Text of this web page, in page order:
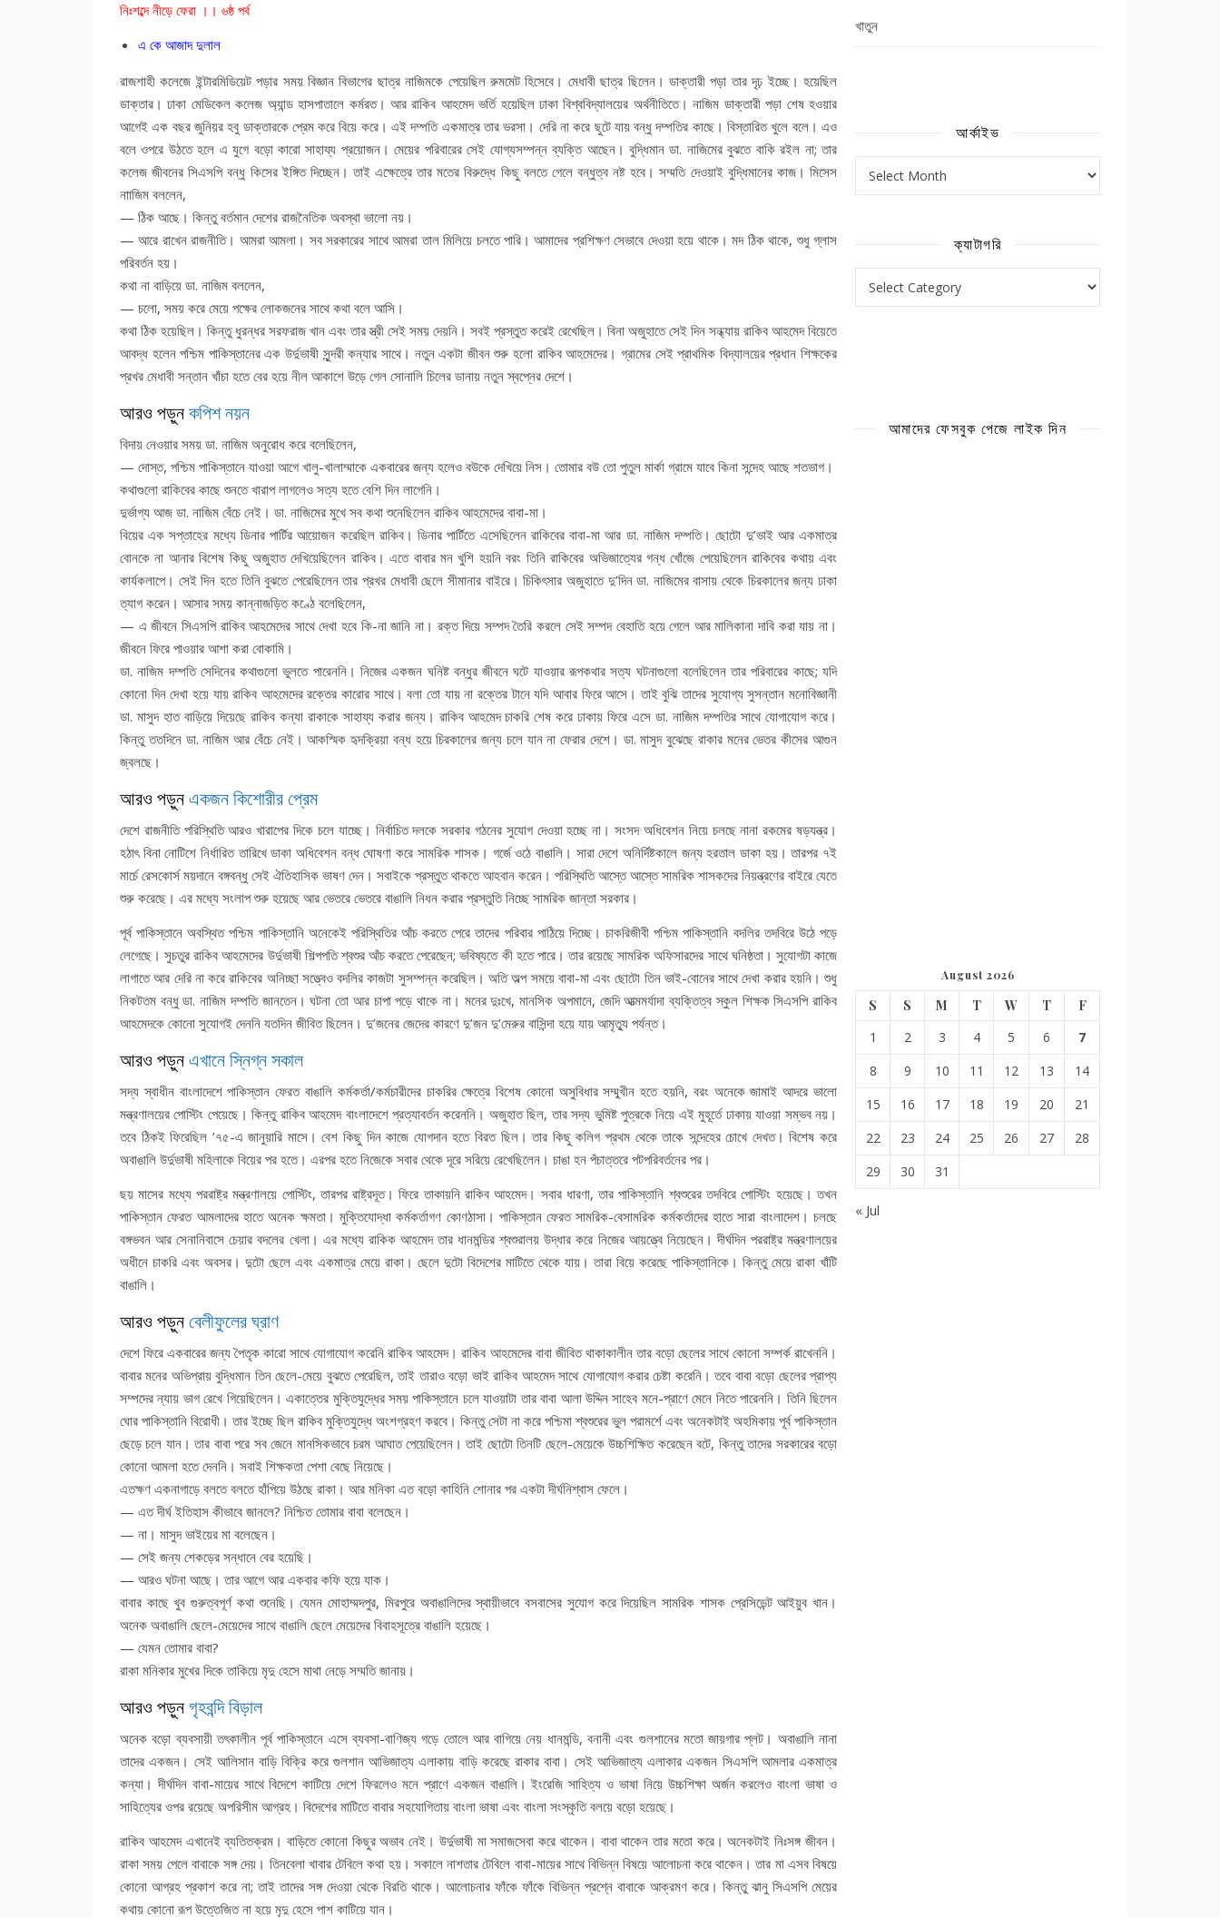
নিঃশব্দে নীড়ে ফেরা ।। ৬ষ্ঠ পর্ব
এ কে আজাদ দুলাল
রাজশাহী কলেজে ইন্টারমিডিয়েট পড়ার সময় বিজ্ঞান বিভাগের ছাত্র নাজিমকে পেয়েছিল রুমমেট হিসেবে। মেধাবী ছাত্র ছিলেন। ডাক্তারী পড়া তার দৃঢ় ইচ্ছে। হয়েছিল
ডাক্তার। ঢাকা মেডিকেল কলেজ অ্যান্ড হাসপাতালে কর্মরত। আর রাকিব আহমেদ ভর্তি হয়েছিল ঢাকা বিশ্ববিদ্যালয়ের অর্থনীতিতে। নাজিম ডাক্তারী পড়া শেষ হওয়ার
আগেই এক বছর জুনিয়র হবু ডাক্তারকে প্রেম করে বিয়ে করে। এই দম্পতি একমাত্র তার ভরসা। দেরি না করে ছুটে যায় বন্ধু দম্পতির কাছে। বিস্তারিত খুলে বলে। এও
বলে ওপরে উঠতে হলে এ যুগে বড়ো কারো সাহায্য প্রয়োজন। মেয়ের পরিবারের সেই যোগ্যসম্পন্ন ব্যক্তি আছেন। বুদ্ধিমান ডা. নাজিমের বুঝতে বাকি রইল না; তার
কলেজ জীবনের সিএসপি বন্ধু কিসের ইঙ্গিত দিচ্ছেন। তাই এক্ষেত্রে তার মতের বিরুদ্ধে কিছু বলতে গেলে বন্ধুত্ব নষ্ট হবে। সম্মতি দেওয়াই বুদ্ধিমানের কাজ। মিসেস
নাাজিম বললেন,
— ঠিক আছে। কিন্তু বর্তমান দেশের রাজনৈতিক অবস্থা ভালো নয়।
— আরে রাখেন রাজনীতি। আমরা আমলা। সব সরকারের সাথে আমরা তাল মিলিয়ে চলতে পারি। আমাদের প্রশিক্ষণ সেভাবে দেওয়া হয়ে থাকে। মদ ঠিক থাকে, শুধু গ্লাস
পরিবর্তন হয়।
কথা না বাড়িয়ে ডা. নাজিম বললেন,
— চলো, সময় করে মেয়ে পক্ষের লোকজনের সাথে কথা বলে আসি।
কথা ঠিক হয়েছিল। কিন্তু ধুরন্ধর সরফরাজ খান এবং তার স্ত্রী সেই সময় দেয়নি। সবই প্রস্তুত করেই রেখেছিল। বিনা অজুহাতে সেই দিন সন্ধ্যায় রাকিব আহমেদ বিয়েতে
আবদ্ধ হলেন পশ্চিম পাকিস্তানের এক উর্দুভাষী সুন্দরী কন্যার সাথে। নতুন একটা জীবন শুরু হলো রাকিব আহমেদের। গ্রামের সেই প্রাথমিক বিদ্যালয়ের প্রধান শিক্ষকের
প্রখর মেধাবী সন্তান খাঁচা হতে বের হয়ে নীল আকাশে উড়ে গেল সোনালি চিলের ডানায় নতুন স্বপ্নের দেশে।
আরও পড়ুনকপিশ নয়ন
বিদায় নেওয়ার সময় ডা. নাজিম অনুরোধ করে বলেছিলেন,
— দোস্ত, পশ্চিম পাকিস্তানে যাওয়া আগে খালু-খালাম্মাকে একবারের জন্য হলেও বউকে দেখিয়ে নিস। তোমার বউ তো পুতুল মার্কা গ্রামে যাবে কিনা সন্দেহ আছে শতভাগ।
কথাগুলো রাকিবের কাছে শুনতে খারাপ লাগলেও সত্য হতে বেশি দিন লাগেনি।
দুর্ভাগ্য আজ ডা. নাজিম বেঁচে নেই। ডা. নাজিমের মুখে সব কথা শুনেছিলেন রাকিব আহমেদের বাবা-মা।
বিয়ের এক সপ্তাহের মধ্যে ডিনার পার্টির আয়োজন করেছিল রাকিব। ডিনার পার্টিতে এসেছিলেন রাকিবের বাবা-মা আর ডা. নাজিম দম্পতি। ছোটো দু’ভাই আর একমাত্র
বোনকে না আনার বিশেষ কিছু অজুহাত দেখিয়েছিলেন রাকিব। এতে বাবার মন খুশি হয়নি বরং তিনি রাকিবের অভিজাত্যের গন্ধ খোঁজে পেয়েছিলেন রাকিবের কথায় এবং
কার্যকলাপে। সেই দিন হতে তিনি বুঝতে পেরেছিলেন তার প্রখর মেধাবী ছেলে সীমানার বাইরে। চিকিৎসার অজুহাতে দু’দিন ডা. নাজিমের বাসায় থেকে চিরকালের জন্য ঢাকা
ত্যাগ করেন। আসার সময় কান্নাজড়িত কণ্ঠে বলেছিলেন,
— এ জীবনে সিএসপি রাকিব আহমেদের সাথে দেখা হবে কি-না জানি না। রক্ত দিয়ে সম্পদ তৈরি করলে সেই সম্পদ বেহাতি হয়ে গেলে আর মালিকানা দাবি করা যায় না।
জীবনে ফিরে পাওয়ার আশা করা বোকামি।
ডা. নাজিম দম্পতি সেদিনের কথাগুলো ভুলতে পারেননি। নিজের একজন ঘনিষ্ট বন্ধুর জীবনে ঘটে যাওয়ার রূপকথার সত্য ঘটনাগুলো বলেছিলেন তার পরিবারের কাছে; যদি
কোনো দিন দেখা হয়ে যায় রাকিব আহমেদের রক্তের কারোর সাথে। বলা তো যায় না রক্তের টানে যদি আবার ফিরে আসে। তাই বুঝি তাদের সুযোগ্য সুসন্তান মনোবিজ্ঞানী
ডা. মাসুদ হাত বাড়িয়ে দিয়েছে রাকিব কন্যা রাকাকে সাহায্য করার জন্য। রাকিব আহমেদ চাকরি শেষ করে ঢাকায় ফিরে এসে ডা. নাজিম দম্পতির সাথে যোগাযোগ করে।
কিন্তু ততদিনে ডা. নাজিম আর বেঁচে নেই। আকস্মিক হৃদক্রিয়া বন্ধ হয়ে চিরকালের জন্য চলে যান না ফেরার দেশে। ডা. মাসুদ বুঝেছে রাকার মনের ভেতর কীসের আগুন
জ্বলছে।
আরও পড়ুনএকজন কিশোরীর প্রেম
দেশে রাজনীতি পরিস্থিতি আরও খারাপের দিকে চলে যাচ্ছে। নির্বাচিত দলকে সরকার গঠনের সুযোগ দেওয়া হচ্ছে না। সংসদ অধিবেশন নিয়ে চলছে নানা রকমের ষড়যন্ত্র।
হঠাৎ বিনা নোটিশে নির্ধারিত তারিখে ডাকা অধিবেশন বন্ধ ঘোষণা করে সামরিক শাসক। গর্জে ওঠে বাঙালি। সারা দেশে অনির্দিষ্টকালে জন্য হরতাল ডাকা হয়। তারপর ৭ই
মার্চে রেসকোর্স ময়দানে বঙ্গবন্ধু সেই ঐতিহাসিক ভাষণ দেন। সবাইকে প্রস্তুত থাকতে আহবান করেন। পরিস্থিতি আস্তে আস্তে সামরিক শাসকদের নিয়ন্ত্রণের বাইরে যেতে
শুরু করেছে। এর মধ্যে সংলাপ শুরু হয়েছে আর ভেতরে ভেতরে বাঙালি নিধন করার প্রস্তুতি নিচ্ছে সামরিক জান্তা সরকার।
পূর্ব পাকিস্তানে অবস্থিত পশ্চিম পাকিস্তানি অনেকেই পরিস্থিতির আঁচ করতে পেরে তাদের পরিবার পাঠিয়ে দিচ্ছে। চাকরিজীবী পশ্চিম পাকিস্তানি বদলির তদবিরে উঠে পড়ে
লেগেছে। সুচতুর রাকিব আহমেদের উর্দুভাষী শিল্পপতি শ্বশুর আঁচ করতে পেরেছেন; ভবিষ্যতে কী হতে পারে। তার রয়েছে সামরিক অফিসারদের সাথে ঘনিষ্ঠতা। সুযোগটা কাজে
লাগাতে আর দেরি না করে রাকিবের অনিচ্ছা সত্ত্বেও বদলির কাজটা সুসম্পন্ন করেছিল। অতি অল্প সময়ে বাবা-মা এবং ছোটো তিন ভাই-বোনের সাথে দেখা করার হয়নি। শুধু
নিকটতম বন্ধু ডা. নাজিম দম্পতি জানতেন। ঘটনা তো আর চাপা পড়ে থাকে না। মনের দুঃখে, মানসিক অপমানে, জেদি আত্মমর্যাদা ব্যক্তিত্ব স্কুল শিক্ষক সিএসপি রাকিব
আহমেদকে কোনো সুযোগই দেননি যতদিন জীবিত ছিলেন। দু’জনের জেদের কারণে দু’জন দু’মেরুর বাসিন্দা হয়ে যায় আমৃত্যু পর্যন্ত।
আরও পড়ুনএখানে স্নিগ্ন সকাল
সদ্য স্বাধীন বাংলাদেশে পাকিস্তান ফেরত বাঙালি কর্মকর্তা/কর্মচারীদের চাকরির ক্ষেত্রে বিশেষ কোনো অসুবিধার সম্মুখীন হতে হয়নি, বরং অনেকে জামাই আদরে ভালো
মন্ত্রণালয়ের পোস্টিং পেয়েছে। কিন্তু রাকিব আহমেদ বাংলাদেশে প্রত্যাবর্তন করেননি। অজুহাত ছিল, তার সদ্য ভুমিষ্ট পুত্রকে নিয়ে এই মুহূর্তে ঢাকায় যাওয়া সম্ভব নয়।
তবে ঠিকই ফিরেছিল ’৭৫-এ জানুয়ারি মাসে। বেশ কিছু দিন কাজে যোগদান হতে বিরত ছিল। তার কিছু কলিগ প্রথম থেকে তাকে সন্দেহের চোখে দেখত। বিশেষ করে
অবাঙালি উর্দুভাষী মহিলাকে বিয়ের পর হতে। এরপর হতে নিজেকে সবার থেকে দূরে সরিয়ে রেখেছিলেন। চাঙা হন পঁচাত্তরে পটপরিবর্তনের পর।
ছয় মাসের মধ্যে পররাষ্ট্র মন্ত্রণালয়ে পোস্টিং, তারপর রাষ্ট্রদূত। ফিরে তাকায়নি রাকিব আহমেদ। সবার ধারণা, তার পাকিস্তানি শ্বশুরের তদবিরে পোস্টিং হয়েছে। তখন
পাকিস্তান ফেরত আমলাদের হাতে অনেক ক্ষমতা। মুক্তিযোদ্ধা কর্মকর্তাগণ কোণঠাসা। পাকিস্তান ফেরত সামরিক-বেসামরিক কর্মকর্তাদের হাতে সারা বাংলাদেশ। চলছে
বঙ্গভবন আর সেনানিবাসে চেয়ার বদলের খেলা। এর মধ্যে রাকিক আহমেদ তার ধানমন্ডির শ্বশুরালয় উদ্ধার করে নিজের আয়ত্ত্বে নিয়েছেন। দীর্ঘদিন পররাষ্ট্র মন্ত্রণালয়ের
অধীনে চাকরি এবং অবসর। দুটো ছেলে এবং একমাত্র মেয়ে রাকা। ছেলে দুটো বিদেশের মাটিতে থেকে যায়। তারা বিয়ে করেছে পাকিস্তানিকে। কিন্তু মেয়ে রাকা খাঁটি
বাঙালি।
আরও পড়ুনবেলীফুলের ঘ্রাণ
দেশে ফিরে একবারের জন্য পৈতৃক কারো সাথে যোগাযোগ করেনি রাকিব আহমেদ। রাকিব আহমেদের বাবা জীবিত থাকাকালীন তার বড়ো ছেলের সাথে কোনো সম্পর্ক রাখেননি।
বাবার মনের অভিপ্রায় বুদ্ধিমান তিন ছেলে-মেয়ে বুঝতে পেরেছিল, তাই তারাও বড়ো ভাই রাকিব আহমেদ সাথে যোগাযোগ করার চেষ্টা করেনি। তবে বাবা বড়ো ছেলের প্রাপ্য
সম্পদের ন্যায় ভাগ রেখে গিয়েছিলেন। একাত্তের মুক্তিযুদ্ধের সময় পাকিস্তানে চলে যাওয়াটা তার বাবা আলা উদ্দিন সাহেব মনে-প্রাণে মেনে নিতে পারেননি। তিনি ছিলেন
ঘোর পাকিস্তানি বিরোধী। তার ইচ্ছে ছিল রাকিব মুক্তিযুদ্ধে অংশগ্রহণ করবে। কিন্তু সেটা না করে পশ্চিমা শ্বশুরের ভুল পরামর্শে এবং অনেকটাই অহমিকায় পূর্ব পাকিস্তান
ছেড়ে চলে যান। তার বাবা পরে সব জেনে মানসিকভাবে চরম আঘাত পেয়েছিলেন। তাই ছোটো তিনটি ছেলে-মেয়েকে উচ্চশিক্ষিত করেছেন বটে, কিন্তু তাদের সরকারের বড়ো
কোনো আমলা হতে দেননি। সবাই শিক্ষকতা পেশা বেছে নিয়েছে।
এতক্ষণ একনাগাড়ে বলতে বলতে হাঁপিয়ে উঠছে রাকা। আর মনিকা এত বড়ো কাহিনি শোনার পর একটা দীর্ঘনিশ্বাস ফেলে।
— এত দীর্ঘ ইতিহাস কীভাবে জানলে? নিশ্চিত তোমার বাবা বলেছেন।
— না। মাসুদ ভাইয়ের মা বলেছেন।
— সেই জন্য শেকড়ের সন্ধানে বের হয়েছি।
— আরও ঘটনা আছে। তার আগে আর একবার কফি হয়ে যাক।
বাবার কাছে খুব গুরুত্বপূর্ণ কথা শুনেছি। যেমন মোহাম্মদপুর, মিরপুরে অবাঙালিদের স্থায়ীভাবে বসবাসের সুযোগ করে দিয়েছিল সামরিক শাসক প্রেসিডেন্ট আইয়ুব খান।
অনেক অবাঙালি ছেলে-মেয়েদের সাথে বাঙালি ছেলে মেয়েদের বিবাহসূত্রে বাঙালি হয়েছে।
— যেমন তোমার বাবা?
রাকা মনিকার মুখের দিকে তাকিয়ে মৃদু হেসে মাথা নেড়ে সম্মতি জানায়।
আরও পড়ুন গৃহবন্দি বিড়াল
অনেক বড়ো ব্যবসায়ী তৎকালীন পূর্ব পাকিস্তানে এসে ব্যবসা-বাণিজ্য গড়ে তোলে আর বাগিয়ে নেয় ধানমন্ডি, বনানী এবং গুলশানের মতো জায়গার প্লট। অবাঙালি নানা
তাদের একজন। সেই আলিসান বাড়ি বিক্রি করে গুলশান আভিজাত্য এলাকায় বাড়ি করেছে রাকার বাবা। সেই আভিজাত্য এলাকার একজন সিএসপি আমলার একমাত্র
কন্যা। দীর্ঘদিন বাবা-মায়ের সাথে বিদেশে কাটিয়ে দেশে ফিরলেও মনে প্রাণে একজন বাঙালি। ইংরেজি সাহিত্য ও ভাষা নিয়ে উচ্চশিক্ষা অর্জন করলেও বাংলা ভাষা ও
সাহিত্যের ওপর রয়েছে অপরিসীম আগ্রহ। বিদেশের মাটিতে বাবার সহযোগিতায় বাংলা ভাষা এবং বাংলা সংস্কৃতি বলয়ে বড়ো হয়েছে।
রাকিব আহমেদ এখানেই ব্যতিতক্রম। বাড়িতে কোনো কিছুর অভাব নেই। উর্দুভাষী মা সমাজসেবা করে থাকেন। বাবা থাকেন তার মতো করে। অনেকটাই নিঃসঙ্গ জীবন।
রাকা সময় পেলে বাবাকে সঙ্গ দেয়। তিনবেলা খাবার টেবিলে কথা হয়। সকালে নাশতার টেবিলে বাবা-মায়ের সাথে বিভিন্ন বিষয়ে আলোচনা করে থাকেন। তার মা এসব বিষয়ে
কোনো আগ্রহ প্রকাশ করে না; তাই তাদের সঙ্গ দেওয়া থেকে বিরতি থাকে। আলোচনার ফাঁকে ফাঁকে বিভিন্ন প্রশ্নে বাবাকে আক্রমণ করে। কিন্তু ঝানু সিএসপি মেয়ের
কথায় কোনো রূপ উত্তেজিত না হয়ে মৃদু হেসে পাশ কাটিয়ে যান।
খাতুন
আর্কাইভ
ক্যাটাগরি
আমাদের ফেসবুক পেজে লাইক দিন
August 2026
S S M T W T
F
1
2 3 4 5 6
7
8
9 10 11 12 13
14
15
16 17 18 19 20
21
22
23 24 25 26 27
28
29
30 31
« Jul